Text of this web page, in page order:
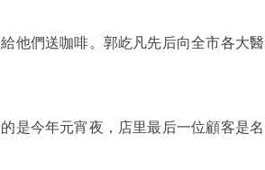
他們送咖啡。郭屹凡先后向全市各大醫
是今年元宵夜，店里最后一位顧客是名